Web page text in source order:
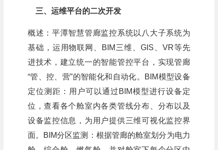
三、运维平台的二次开发
概述：平潭智慧管廊监控系统以八大子系统为
基础，运用物联网、BIM三维、GIS、VR等先
进技术，建立统一的智能管控平台，实现管廊
“管、控、营”的智能化和自动化。BIM模型设备
定位测距：用户可以通过BIM模型进行设备定
位，查看各个舱室内各类管线分布、分布以及
设备监控信息，为用户提供三维可视化监控界
面。BIM分区监测：根据管廊的舱室划分为电力